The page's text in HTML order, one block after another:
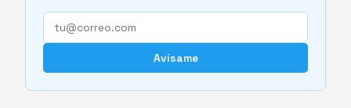
Avísame